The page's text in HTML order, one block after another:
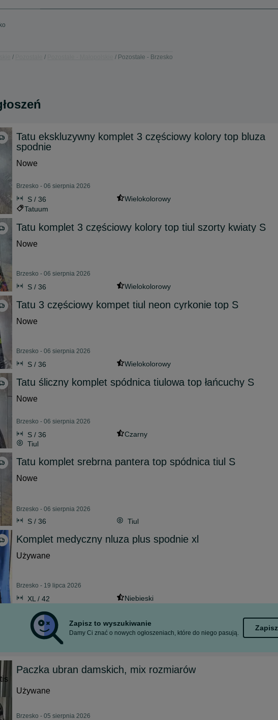
Pozostałe - Brzesko
Tatu ekskluzywny komplet 3 częściowy kolory top bluza
spodnie
Nowe
Brzesko - 06 sierpnia 2026
S / 36
Wielokolorowy
Tatuum
Tatu komplet 3 częściowy kolory top tiul szorty kwiaty S
Nowe
Brzesko - 06 sierpnia 2026
S / 36 Wielokolorowy
Tatu 3 częściowy kompet tiul neon cyrkonie top S
Nowe
Brzesko - 06 sierpnia 2026
S / 36 Wielokolorowy
Tatu śliczny komplet spódnica tiulowa top łańcuchy S
Nowe
Brzesko - 06 sierpnia 2026
S / 36
Czarny
Tiul
Tatu komplet srebrna pantera top spódnica tiul S
Nowe
Brzesko - 06 sierpnia 2026
S / 36 Tiul
Komplet medyczny nluza plus spodnie xl
Używane
Brzesko - 19 lipca 2026
XL / 42 Niebieski
Zapisz to wyszukiwanie
Damy Ci znać o nowych ogłoszeniach, które do niego pasują.
Zapisz
Paczka ubran damskich, mix rozmiarów
Używane
Brzesko - 05 sierpnia 2026